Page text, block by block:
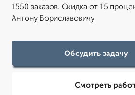
1550 заказов. Скидка от 15
Антону Бориславовичу
Обсудить задачу
Смотреть